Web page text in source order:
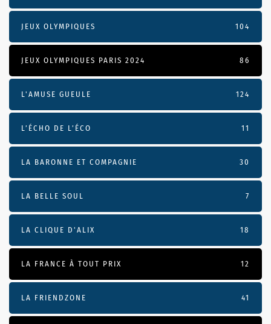
JEUX OLYMPIQUES 104
JEUX OLYMPIQUES PARIS 2024 86
L'AMUSE GUEULE 124
L’ÉCHO DE L’ÉCO 11
LA BARONNE ET COMPAGNIE 30
LA BELLE SOUL 7
LA CLIQUE D'ALIX 18
LA FRANCE À TOUT PRIX 12
LA FRIENDZONE 41